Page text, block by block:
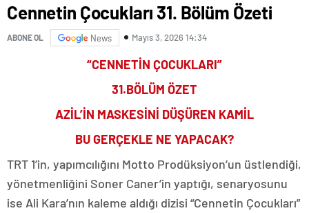
Cennetin Çocukları 31. Bölüm Özeti
ABONE OL News Mayıs 3, 2026 14:34
“CENNETİN ÇOCUKLARI”
31.BÖLÜM ÖZET
AZİL’İN MASKESİNİ DÜŞÜREN KAMİL
BU GERÇEKLE NE YAPACAK?
TRT 1’in, yapımcılığını Motto Prodüksiyon’un üstlendiği,
yönetmenliğini Soner Caner’in yaptığı, senaryosunu
ise Ali Kara’nın kaleme aldığı dizisi “Cennetin Çocukları”